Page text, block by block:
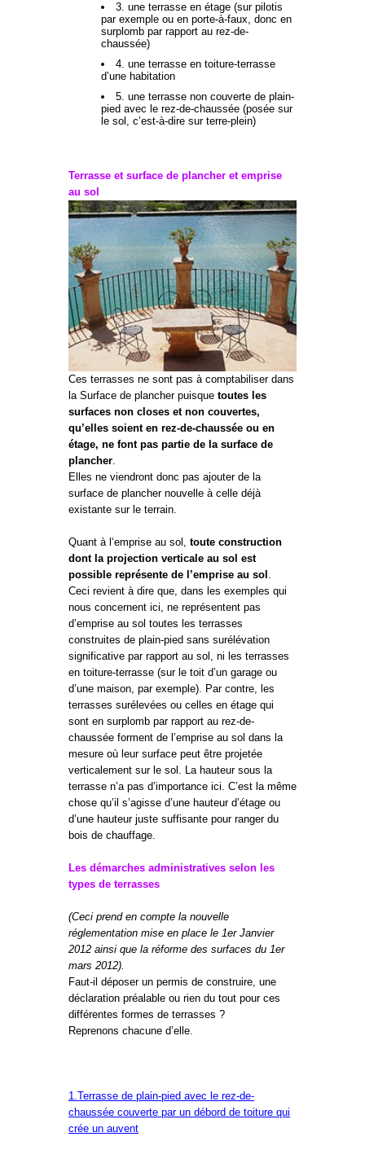
3. une terrasse en étage (sur pilotis
par exemple ou en porte-à-faux, donc en
surplomb par rapport au rez-de-
chaussée)
4. une terrasse en toiture-terrasse
d’une habitation
5. une terrasse non couverte de plain-
pied avec le rez-de-chaussée (posée sur
le sol, c’est-à-dire sur terre-plein)
Terrasse et surface de plancher et emprise
au sol
Ces terrasses ne sont pas à comptabiliser dans
la Surface de plancher puisque toutes les
surfaces non closes et non couvertes,
qu’elles soient en rez-de-chaussée ou en
étage, ne font pas partie de la surface de
plancher.
Elles ne viendront donc pas ajouter de la
surface de plancher nouvelle à celle déjà
existante sur le terrain.
Quant à l‘emprise au sol, toute construction
dont la projection verticale au sol est
possible représente de l’emprise au sol .
Ceci revient à dire que, dans les exemples qui
nous concernent ici, ne représentent pas
d’emprise au sol toutes les terrasses
construites de plain-pied sans surélévation
significative par rapport au sol, ni les terrasses
en toiture-terrasse (sur le toit d’un garage ou
d’une maison, par exemple). Par contre, les
terrasses surélevées ou celles en étage qui
sont en surplomb par rapport au rez-de-
chaussée forment de l’emprise au sol dans la
mesure où leur surface peut être projetée
verticalement sur le sol. La hauteur sous la
terrasse n’a pas d’importance ici. C’est la même
chose qu’il s’agisse d’une hauteur d’étage ou
d’une hauteur juste suffisante pour ranger du
bois de chauffage.
Les démarches administratives selon les
types de terrasses
(Ceci prend en compte la nouvelle
réglementation mise en place le 1er Janvier
2012 ainsi que la réforme des surfaces du 1er
mars 2012).
Faut-il déposer un permis de construire, une
déclaration préalable ou rien du tout pour ces
différentes formes de terrasses ?
Reprenons chacune d’elle.
1.Terrasse de plain-pied avec le rez-de-
chaussée couverte par un débord de toiture qui
crée un auvent